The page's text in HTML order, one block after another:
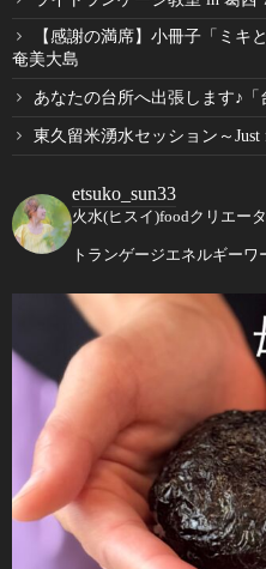
【感謝の満席】小冊子「ミキ
奄美大島
あなたの台所へ出張します♪「
東久留米湧水セッション～Just
etsuko_sun33
火水(ヒスイ)foodクリエー
トランゲージエネルギーワ